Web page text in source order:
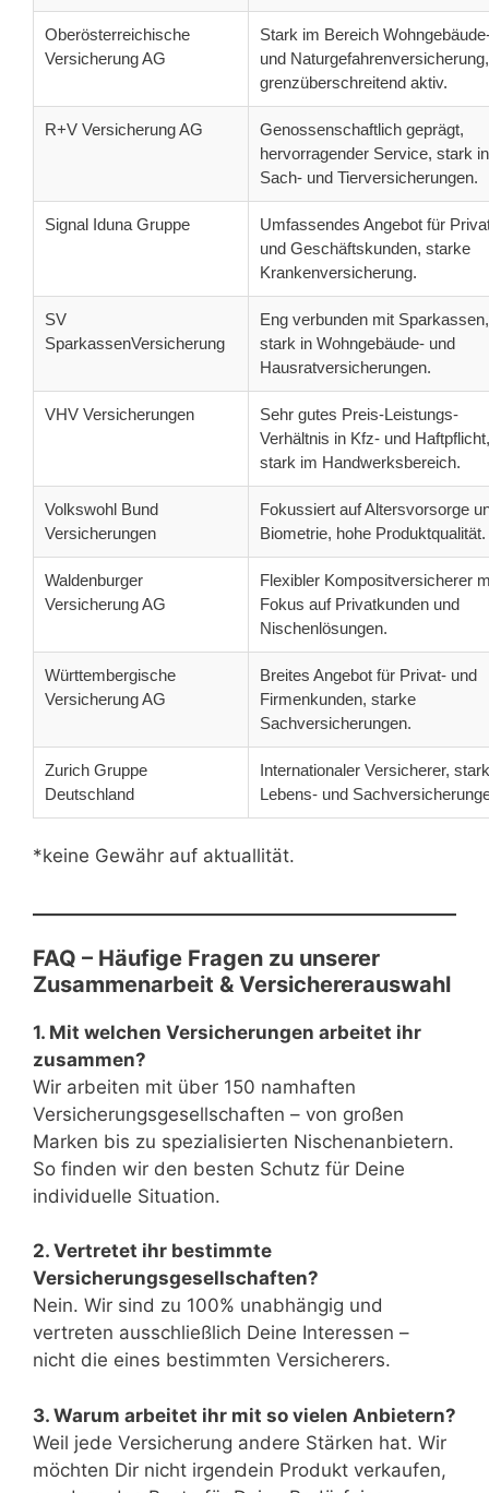
Oberösterreichische
Versicherung AG
Stark im Bereich
und Naturgefahrenversicherung,
grenzüberschreitend aktiv.
R+V Versicherung AG
Genossenschaftlich geprägt,
hervorragender Service, stark in
Sach- und Tierversicherungen.
Signal Iduna Gruppe
Umfassendes Angebot für
und Geschäftskunden, starke
Krankenversicherung.
SV
SparkassenVersicherung
Eng verbunden mit Sparkassen,
stark in Wohngebäude- und
Hausratversicherungen.
VHV Versicherungen
Sehr gutes Preis-Leistungs-
Verhältnis in Kfz- und Haftpflicht,
stark im Handwerksbereich.
Volkswohl Bund
Versicherungen
Fokussiert auf Altersvorsorge
Biometrie, hohe Produktqualität.
Waldenburger
Versicherung AG
Flexibler Kompositversicherer
Fokus auf Privatkunden und
Nischenlösungen.
Württembergische
Versicherung AG
Breites Angebot für Privat- und
Firmenkunden, starke
Sachversicherungen.
Zurich Gruppe
Deutschland
Internationaler Versicherer,
Lebens- und
*keine Gewähr auf aktuallität.
FAQ – Häufige Fragen zu unserer
Zusammenarbeit & Versichererauswahl
1. Mit welchen Versicherungen arbeitet ihr
zusammen?
Wir arbeiten mit über 150 namhaften
Versicherungsgesellschaften – von großen
Marken bis zu spezialisierten Nischenanbietern.
So finden wir den besten Schutz für Deine
individuelle Situation.
2. Vertretet ihr bestimmte
Versicherungsgesellschaften?
Nein. Wir sind zu 100% unabhängig und
vertreten ausschließlich Deine Interessen –
nicht die eines bestimmten Versicherers.
3. Warum arbeitet ihr mit so vielen Anbietern?
Weil jede Versicherung andere Stärken hat. Wir
möchten Dir nicht irgendein Produkt verkaufen,